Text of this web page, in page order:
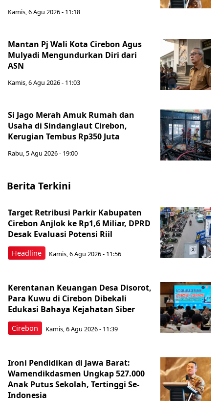
Kamis, 6 Agu 2026 - 11:18
Mantan Pj Wali Kota Cirebon Agus
Mulyadi Mengundurkan Diri dari
ASN
Kamis, 6 Agu 2026 - 11:03
Si Jago Merah Amuk Rumah dan
Usaha di Sindanglaut Cirebon,
Kerugian Tembus Rp350 Juta
Rabu, 5 Agu 2026 - 19:00
Berita Terkini
Headline
Target Retribusi Parkir Kabupaten
Cirebon Anjlok ke Rp1,6 Miliar, DPRD
Desak Evaluasi Potensi Riil
Kamis, 6 Agu 2026 - 11:56
Cirebon
Kerentanan Keuangan Desa Disorot,
Para Kuwu di Cirebon Dibekali
Edukasi Bahaya Kejahatan Siber
Kamis, 6 Agu 2026 - 11:39
Ironi Pendidikan di Jawa Barat:
Wamendikdasmen Ungkap 527.000
Anak Putus Sekolah, Tertinggi Se-
Indonesia